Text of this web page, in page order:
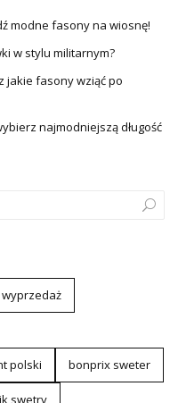
modne fasony na wiosnę!
w stylu militarnym?
jakie fasony wziąć po
najmodniejszą długość
polski bonprix sweter
swetry